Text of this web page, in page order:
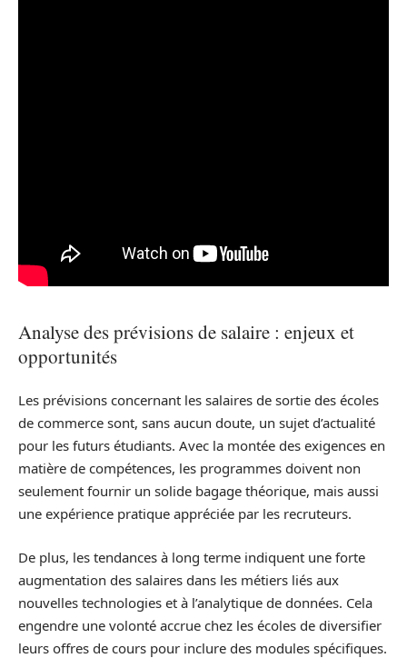
Analyse des prévisions de salaire : enjeux et
opportunités
Les prévisions concernant les salaires de sortie des écoles
de commerce sont, sans aucun doute, un sujet d’actualité
pour les futurs étudiants. Avec la montée des exigences en
matière de compétences, les programmes doivent non
seulement fournir un solide bagage théorique, mais aussi
une expérience pratique appréciée par les recruteurs.
De plus, les tendances à long terme indiquent une forte
augmentation des salaires dans les métiers liés aux
nouvelles technologies et à l’analytique de données. Cela
engendre une volonté accrue chez les écoles de diversifier
leurs offres de cours pour inclure des modules spécifiques.